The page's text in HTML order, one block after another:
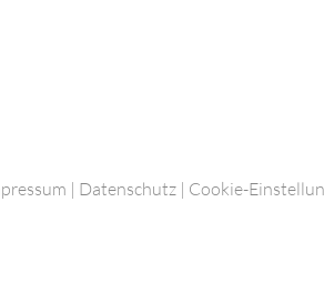
| Datenschutz | Cookie-